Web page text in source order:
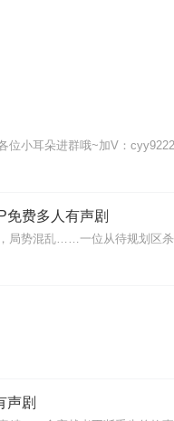
免费多人有声剧
声剧